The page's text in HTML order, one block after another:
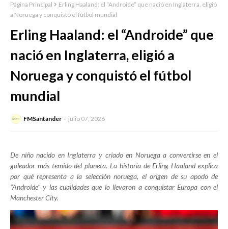
Página Principal
Erling Haaland: el “Androide” que nació en Inglaterra, eligió
a Noruega y conquistó el fútbol mundial
Erling Haaland: el “Androide” que
nació en Inglaterra, eligió a
Noruega y conquistó el fútbol
mundial
FMSantander julio 07, 2026
De niño nacido en Inglaterra y criado en Noruega a convertirse en el
goleador más temido del planeta. La historia de Erling Haaland explica
por qué representa a la selección noruega, el origen de su apodo de
"Androide" y las cualidades que lo llevaron a conquistar Europa con el
Manchester City.